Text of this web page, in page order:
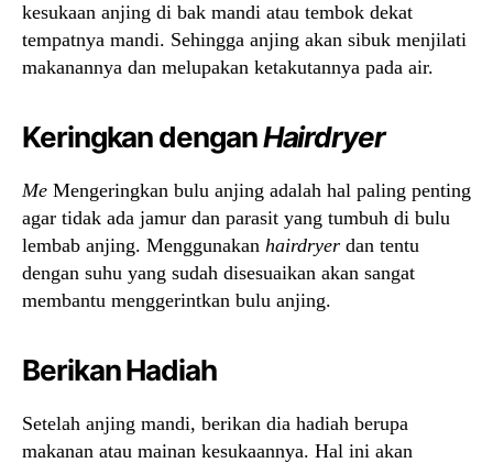
kesukaan anjing di bak mandi atau tembok dekat
tempatnya mandi. Sehingga anjing akan sibuk menjilati
makanannya dan melupakan ketakutannya pada air.
Keringkan denganHairdryer
Me Mengeringkan bulu anjing adalah hal paling penting
agar tidak ada jamur dan parasit yang tumbuh di bulu
lembab anjing. Menggunakan hairdryer dan tentu
dengan suhu yang sudah disesuaikan akan sangat
membantu menggerintkan bulu anjing.
Berikan Hadiah
Setelah anjing mandi, berikan dia hadiah berupa
makanan atau mainan kesukaannya. Hal ini akan